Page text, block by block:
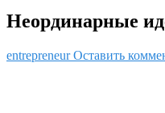
Неординарные
entrepreneurОставить